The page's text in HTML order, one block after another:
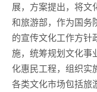
展，方案提出，将文
和旅游部，作为国务
的宣传文化工作方针
施，统筹规划文化事
化惠民工程，组织实
各类文化市场包括旅